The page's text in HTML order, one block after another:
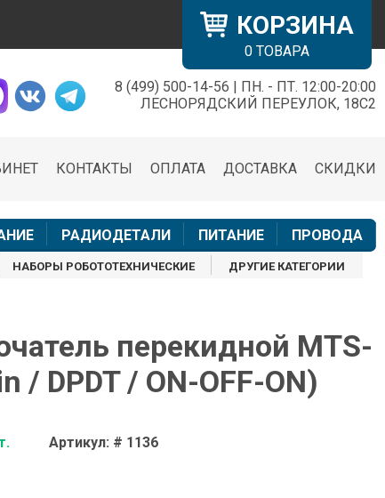
КОРЗИНА
0 ТОВАРА
8 (499) 500-14-56 | ПН. - ПТ. 12:00-20:00
ЛЕСНОРЯДСКИЙ ПЕРЕУЛОК, 18С2
СКИДКИ
ДОСТАВКА
ОПЛАТА
КОНТАКТЫ
РАДИОДЕТАЛИ ПИТАНИЕ ПРОВОДА
НАБОРЫ РОБОТОТЕХНИЧЕСКИЕ ДРУГИЕ КАТЕГОРИИ
перекидной MTS-
/ DPDT / ON-OFF-ON)
Артикул: # 1136